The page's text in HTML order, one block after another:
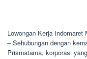
Lowongan Kerja Indomaret
– Sehubungan dengan
Prismatama, korporasi